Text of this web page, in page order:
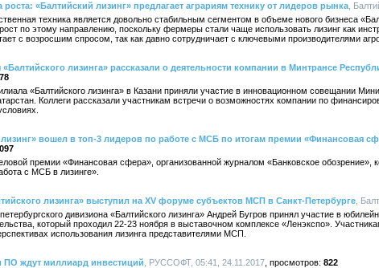
роста: «Балтийский лизинг» предлагает аграриям технику от лидеров рынка ,
техника является довольно стабильным сегментом в объеме нового бизнеса
по этому направлению, поскольку фермеры стали чаще использовать лизинг как
с возросшим спросом, так как давно сотрудничает с ключевыми производителями
лизинга» рассказали о деятельности компании в Минтрансе
«Балтийского лизинга» в Казани приняли участие в инновационном совещании
Коллеги рассказали участникам встречи о возможностях компании по
вошел в топ-3 лидеров по работе с МСБ по итогам премии «Финансовая
премии «Финансовая сфера», организованной журналом «Банковское обозрение»,
с МСБ в лизинге».
лизинга» выступил на XV форуме субъектов МСП в Санкт-Петербурге ,
дивизиона «Балтийского лизинга» Андрей Бугров принял участие в
который проходил 22-23 ноября в выставочном комплексе «Ленэкспо».
использования лизинга представителями МСП.
ПО ждут миллиард инвестиций , РУССОФТ, 05:41, 24.11.2017
822